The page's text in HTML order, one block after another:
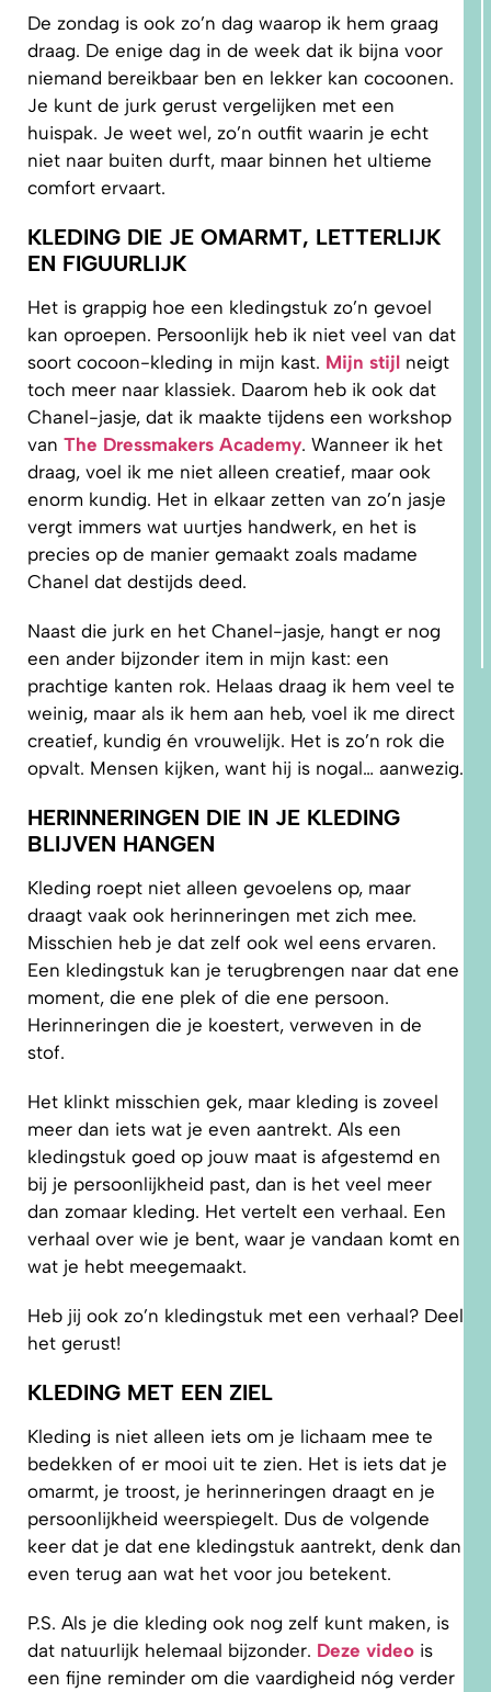
De zondag is ook zo’n dag waarop ik hem graag
draag. De enige dag in de week dat ik bijna voor
niemand bereikbaar ben en lekker kan cocoonen.
Je kunt de jurk gerust vergelijken met een
huispak. Je weet wel, zo’n outfit waarin je echt
niet naar buiten durft, maar binnen het ultieme
comfort ervaart.
KLEDING DIE JE OMARMT, LETTERLIJK
EN FIGUURLIJK
Het is grappig hoe een kledingstuk zo’n gevoel
kan oproepen. Persoonlijk heb ik niet veel van dat
soort cocoon-kleding in mijn kast. Mijn stijl neigt
toch meer naar klassiek. Daarom heb ik ook dat
Chanel-jasje, dat ik maakte tijdens een workshop
van The Dressmakers Academy. Wanneer ik het
draag, voel ik me niet alleen creatief, maar ook
enorm kundig. Het in elkaar zetten van zo’n jasje
vergt immers wat uurtjes handwerk, en het is
precies op de manier gemaakt zoals madame
Chanel dat destijds deed.
Naast die jurk en het Chanel-jasje, hangt er nog
een ander bijzonder item in mijn kast: een
prachtige kanten rok. Helaas draag ik hem veel te
weinig, maar als ik hem aan heb, voel ik me direct
creatief, kundig én vrouwelijk. Het is zo’n rok die
opvalt. Mensen kijken, want hij is nogal… aanwezig.
HERINNERINGEN DIE IN JE KLEDING
BLIJVEN HANGEN
Kleding roept niet alleen gevoelens op, maar
draagt vaak ook herinneringen met zich mee.
Misschien heb je dat zelf ook wel eens ervaren.
Een kledingstuk kan je terugbrengen naar dat ene
moment, die ene plek of die ene persoon.
Herinneringen die je koestert, verweven in de
stof.
Het klinkt misschien gek, maar kleding is zoveel
meer dan iets wat je even aantrekt. Als een
kledingstuk goed op jouw maat is afgestemd en
bij je persoonlijkheid past, dan is het veel meer
dan zomaar kleding. Het vertelt een verhaal. Een
verhaal over wie je bent, waar je vandaan komt en
wat je hebt meegemaakt.
Heb jij ook zo’n kledingstuk met een verhaal? Deel
het gerust!
KLEDING MET EEN ZIEL
Kleding is niet alleen iets om je lichaam mee te
bedekken of er mooi uit te zien. Het is iets dat je
omarmt, je troost, je herinneringen draagt en je
persoonlijkheid weerspiegelt. Dus de volgende
keer dat je dat ene kledingstuk aantrekt, denk dan
even terug aan wat het voor jou betekent.
P.S. Als je die kleding ook nog zelf kunt maken, is
dat natuurlijk helemaal bijzonder. Deze video is
een fijne reminder om die vaardigheid nóg verder